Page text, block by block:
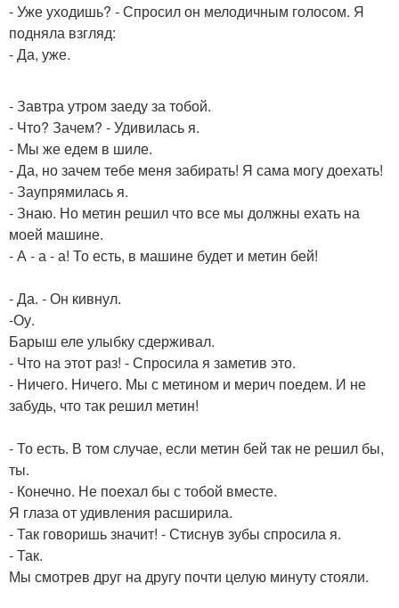
- Уже уходишь? - Спросил он мелодичным голосом. Я
подняла взгляд:
- Да, уже.
- Завтра утром заеду за тобой.
- Что? Зачем? - Удивилась я.
- Мы же едем в шиле.
- Да, но зачем тебе меня забирать! Я сама могу доехать!
- Заупрямилась я.
- Знаю. Но метин решил что все мы должны ехать на
моей машине.
- А - а - а! То есть, в машине будет и метин бей!
- Да. - Он кивнул.
-Оу.
Барыш еле улыбку сдерживал.
- Что на этот раз! - Спросила я заметив это.
- Ничего. Ничего. Мы с метином и мерич поедем. И не
забудь, что так решил метин!
- То есть. В том случае, если метин бей так не решил бы,
ты.
- Конечно. Не поехал бы с тобой вместе.
Я глаза от удивления расширила.
- Так говоришь значит! - Стиснув зубы спросила я.
- Так.
Мы смотрев друг на другу почти целую минуту стояли.